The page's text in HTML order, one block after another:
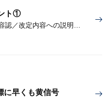
ト①
に早くも黄信号